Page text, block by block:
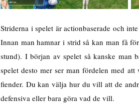
Striderna i spelet är actionbaserade och
Innan man hamnar i strid så kan man få
stund). I början av spelet så kanske man
spelet desto mer ser man fördelen med
fiender. Du kan välja hur du vill att de
defensiva eller bara göra vad de vill.